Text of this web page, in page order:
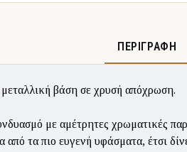
ΠΕΡΙΓΡΑΦΉ
βάση σε χρυσή απόχρωση.
με αμέτρητες χρωματικές
τα πιο ευγενή υφάσματα, έτσι